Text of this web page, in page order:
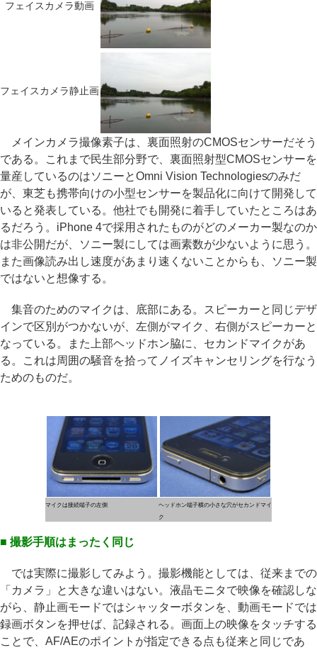
フェイスカメラ動画
フェイスカメラ静止画
メインカメラ撮像素子は、裏面照射のCMOSセンサーだそう
である。これまで民生部分野で、裏面照射型CMOSセンサーを
量産しているのはソニーとOmni Vision Technologiesのみだ
が、東芝も携帯向けの小型センサーを製品化に向けて開発して
いると発表している。他社でも開発に着手していたところはあ
るだろう。iPhone 4で採用されたものがどのメーカー製なのか
は非公開だが、ソニー製にしては画素数が少ないように思う。
また画像読み出し速度があまり速くないことからも、ソニー製
ではないと想像する。
集音のためのマイクは、底部にある。スピーカーと同じデザ
インで区別がつかないが、左側がマイク、右側がスピーカーと
なっている。また上部ヘッドホン脇に、セカンドマイクがあ
る。これは周囲の騒音を拾ってノイズキャンセリングを行なう
ためのものだ。
マイクは接続端子の左側
ヘッドホン端子横の小さな穴がセカンドマイ
ク
■ 撮影手順はまったく同じ
では実際に撮影してみよう。撮影機能としては、従来までの
「カメラ」と大きな違いはない。液晶モニタで映像を確認しな
がら、静止画モードではシャッターボタンを、動画モードでは
録画ボタンを押せば、記録される。画面上の映像をタッチする
ことで、AF/AEのポイントが指定できる点も従来と同じであ